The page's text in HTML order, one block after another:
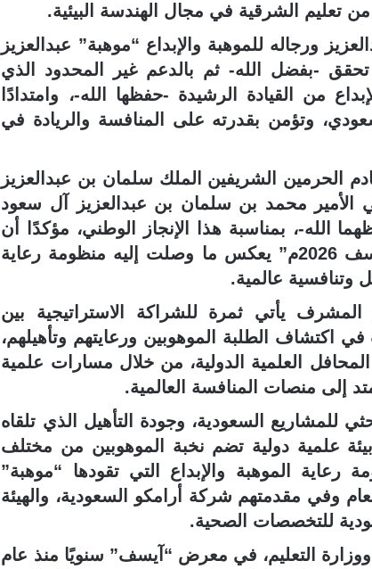
تعليم الشرقية في مجال الهندسة البيئية.
ورجاله للموهبة والإبداع “موهبة” عبدالعزيز
-بفضل الله- ثم بالدعم غير المحدود الذي
من القيادة الرشيدة -حفظها الله-، وامتدادًا
وتؤمن بقدرته على المنافسة والريادة في
الحرمين الشريفين الملك سلمان بن عبدالعزيز
محمد بن سلمان بن عبدالعزيز آل سعود
الله-، بمناسبة هذا الإنجاز الوطني، مؤكدًا أن
ما حققه أبناء وبنات المملكة في “آيسف 2026م” يعكس ما وصلت إليه منظومة رعاية
وتنافسية عالمية.
يأتي ثمرة للشراكة الاستراتيجية بين
اكتشاف الطلبة الموهوبين ورعايتهم وتأهيلهم،
العلمية الدولية، من خلال مسارات علمية
إلى منصات المنافسة العالمية.
للمشاريع السعودية، وجودة التأهيل الذي تلقاه
علمية دولية تضم نخبة الموهوبين من مختلف
رعاية الموهبة والإبداع التي تقودها “موهبة”
وفي مقدمتهم شركة أرامكو السعودية، والهيئة
للتخصصات الصحية.
التعليم، في معرض “آيسف” سنويًا منذ عام